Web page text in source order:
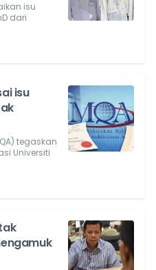
isu
dari
isu
tegaskan
Universiti